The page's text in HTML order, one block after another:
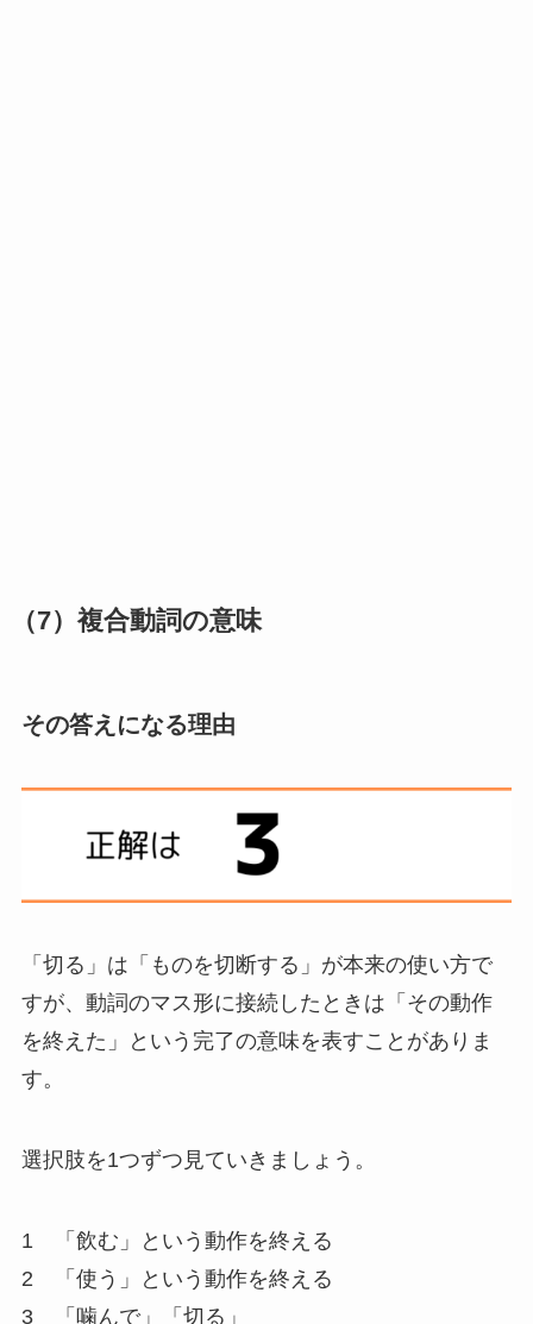
（7）複合動詞の意味
その答えになる理由
「切る」は「ものを切断する」が本来の使い方で
すが、動詞のマス形に接続したときは 「その動作
を終えた」という完了の意味を表すことがありま
す。
選択肢を1つずつ見ていきましょう。
1 「飲む」という動作を終える
2 「使う」という動作を終える
3
「噛んで」「切る」